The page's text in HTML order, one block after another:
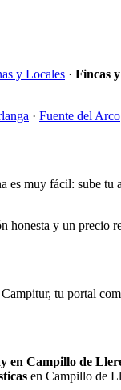
y Locales · Fincas
· Fuente del Arco
es muy fácil: sube tu
y un precio
tu portal
en Campillo de
en Campillo de